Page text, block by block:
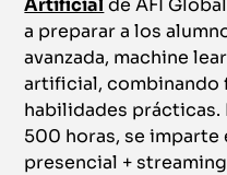
a preparar a los
avanzada, machine
artificial, combinando
habilidades prácticas.
500 horas, se
presencial +